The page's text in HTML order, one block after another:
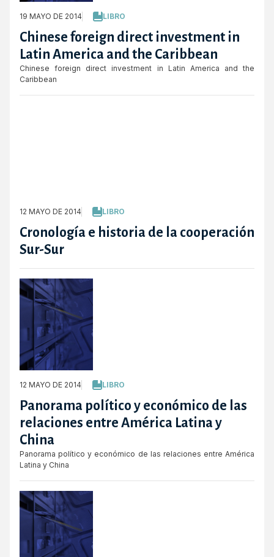
19 MAYO DE 2014 LIBRO
Chinese foreign direct investment in
Latin America and the Caribbean
Chinese foreign direct investment in Latin America and the
Caribbean
12 MAYO DE 2014 LIBRO
Cronología e historia de la cooperación
Sur-Sur
12 MAYO DE 2014 LIBRO
Panorama político y económico de las
relaciones entre América Latina y
China
Panorama político y económico de las relaciones entre América
Latina y China